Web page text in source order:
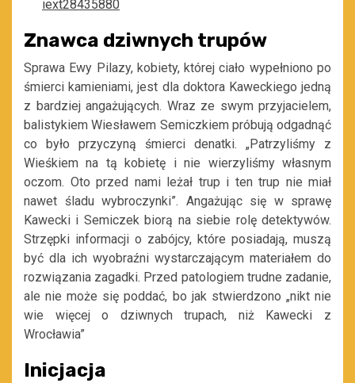
Znawca dziwnych trupów
Sprawa Ewy Pilazy, kobiety, której ciało wypełniono po
śmierci kamieniami, jest dla doktora Kaweckiego jedną
z bardziej angażujących. Wraz ze swym przyjacielem,
balistykiem Wiesławem Semiczkiem próbują odgadnąć
co było przyczyną śmierci denatki. „Patrzyliśmy z
Wieśkiem na tą kobietę i nie wierzyliśmy własnym
oczom. Oto przed nami leżał trup i ten trup nie miał
nawet śladu wybroczynki”. Angażując się w sprawę
Kawecki i Semiczek biorą na siebie rolę detektywów.
Strzępki informacji o zabójcy, które posiadają, muszą
być dla ich wyobraźni wystarczającym materiałem do
rozwiązania zagadki. Przed patologiem trudne zadanie,
ale nie może się poddać, bo jak stwierdzono „nikt nie
wie więcej o dziwnych trupach, niż Kawecki z
Wrocławia”
Inicjacja